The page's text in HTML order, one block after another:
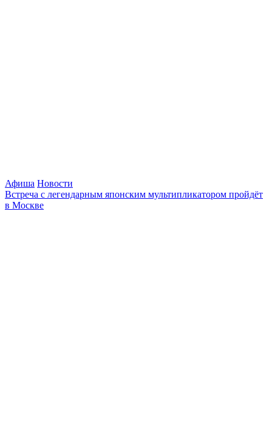
Афиша Новости
Встреча с легендарным японским мультипликатором пройдёт
в Москве